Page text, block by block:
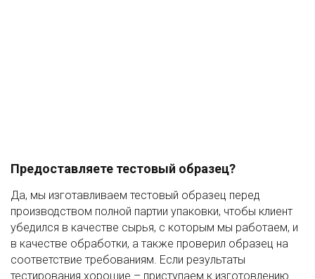
Предоставляете тестовый образец?
Да, мы изготавливаем тестовый образец перед
производством полной партии упаковки, чтобы клиент
убедился в качестве сырья, с которым мы работаем, и
в качестве обработки, а также проверил образец на
соответствие требованиям. Если результаты
тестирования хорошие – приступаем к изготовлению